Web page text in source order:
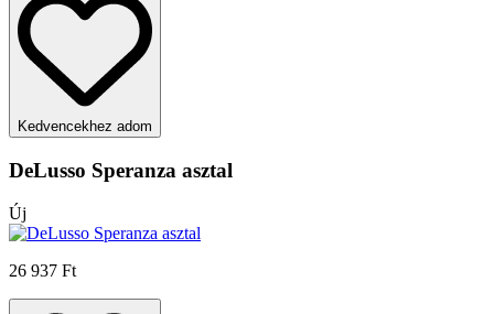
Kedvencekhez adom
DeLusso Speranza asztal
Új
26 937 Ft